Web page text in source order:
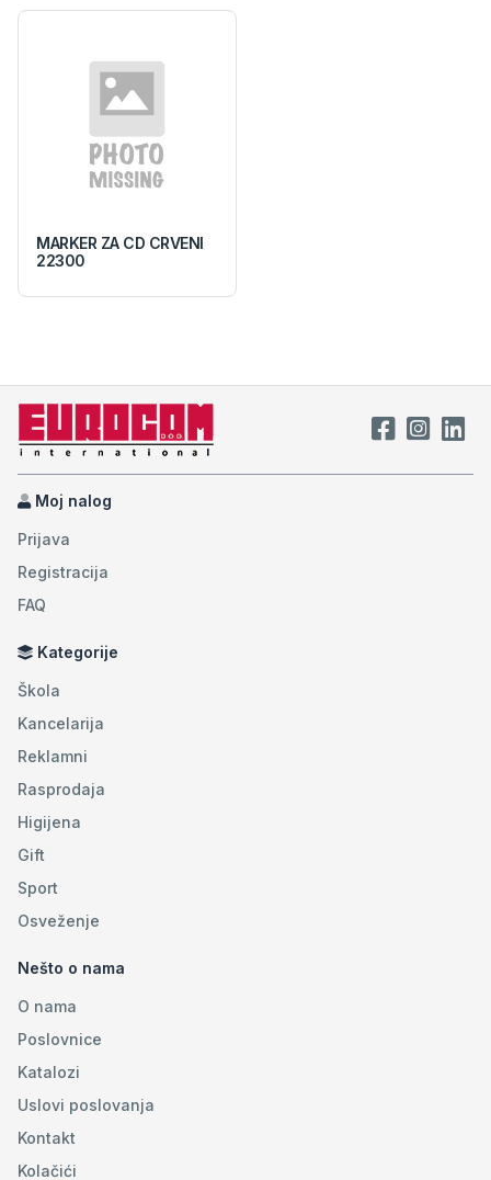
MARKER ZA CD CRVENI
22300
Moj nalog
Prijava
Registracija
FAQ
Kategorije
Škola
Kancelarija
Reklamni
Rasprodaja
Higijena
Gift
Sport
Osveženje
Nešto o nama
O nama
Poslovnice
Katalozi
Uslovi poslovanja
Kontakt
Kolačići